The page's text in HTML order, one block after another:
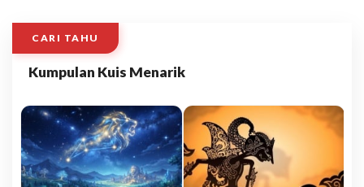
CARI TAHU
Kumpulan Kuis Menarik